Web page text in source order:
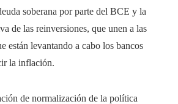
soberana por parte del BCE y la
de las reinversiones, que unen a las
están levantando a cabo los bancos
la inflación.
de normalización de la política